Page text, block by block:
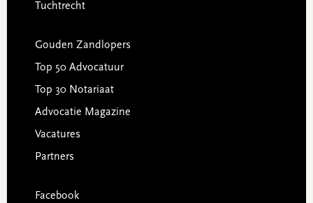
Tuchtrecht
Gouden Zandlopers
Top 50 Advocatuur
Top 30 Notariaat
Advocatie Magazine
Vacatures
Partners
Facebook